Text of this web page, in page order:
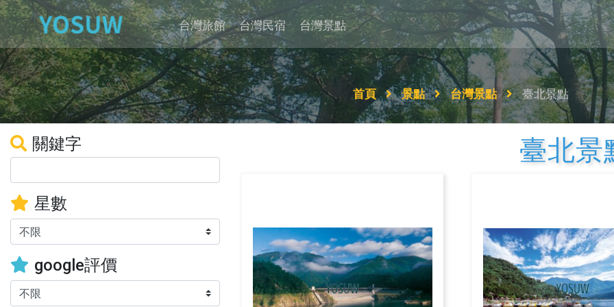
台灣旅館 台灣民宿 台灣景點
首頁 景點 台灣景點 臺北景點
關鍵字
星數
google評價
臺北景